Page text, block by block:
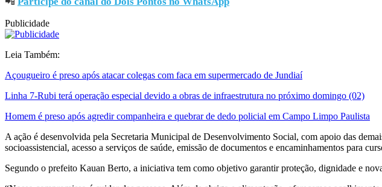
Publicidade
Leia Também:
Açougueiro é preso após atacar colegas com faca em supermercado de Jundiaí
Linha 7-Rubi terá operação especial devido a obras de infraestrutura no próximo domingo (02)
Homem é preso após agredir companheira e quebrar de dedo policial em Campo Limpo Paulista
A ação é desenvolvida pela Secretaria Municipal de Desenvolvimento Social, com apoio das
socioassistencial, acesso a serviços de saúde, emissão de documentos e encaminhamentos para
Segundo o prefeito Kauan Berto, a iniciativa tem como objetivo garantir proteção, dignidade e